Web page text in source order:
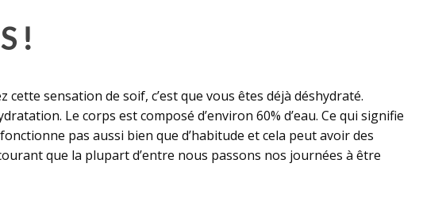
!
sensation de soif, c’est que vous êtes déjà déshydraté.
Le corps est composé d’environ 60% d’eau. Ce qui signifie
pas aussi bien que d’habitude et cela peut avoir des
que la plupart d’entre nous passons nos journées à être